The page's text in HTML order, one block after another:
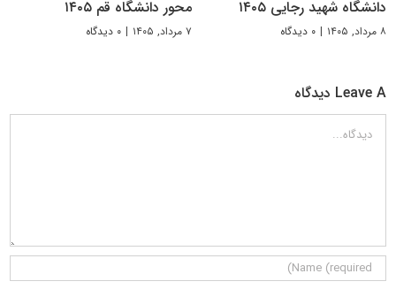
دانشگاه شهید رجایی ۱۴۰۵
۸ مرداد, ۱۴۰۵ | ۰ دیدگاه
محور دانشگاه قم ۱۴۰۵
۷ مرداد, ۱۴۰۵ | ۰ دیدگاه
Leave A دیدگاه
دیدگاه